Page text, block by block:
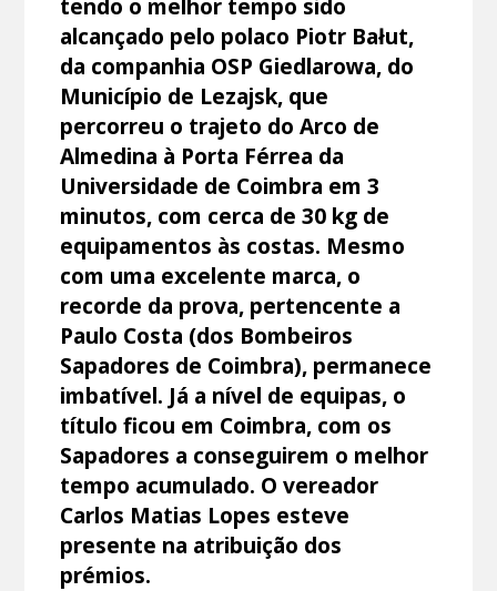
alcançado pelo polaco Piotr Bałut,
da companhia OSP Giedlarowa, do
Município de Lezajsk, que
percorreu o trajeto do Arco de
Almedina à Porta Férrea da
Universidade de Coimbra em 3
minutos, com cerca de 30 kg de
equipamentos às costas. Mesmo
com uma excelente marca, o
recorde da prova, pertencente a
Paulo Costa (dos Bombeiros
Sapadores de Coimbra), permanece
imbatível. Já a nível de equipas, o
título ficou em Coimbra, com os
Sapadores a conseguirem o melhor
tempo acumulado. O vereador
Carlos Matias Lopes esteve
presente na atribuição dos
prémios.